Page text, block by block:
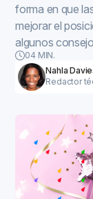
forma en que
mejorar el
algunos
04 MIN.
Nahla
Redactor